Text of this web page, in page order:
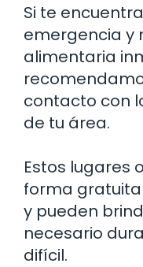
Si te
emergencia y
alimentaria
contacto con
de tu área.
Estos lugares
forma
y pueden
necesario
difícil.